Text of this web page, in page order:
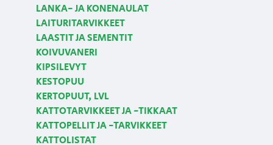
LANKA- JA KONENAULAT
LAITURITARVIKKEET
LAASTIT JA SEMENTIT
KOIVUVANERI
KIPSILEVYT
KESTOPUU
KERTOPUUT, LVL
KATTOTARVIKKEET JA -TIKKAAT
KATTOPELLIT JA -TARVIKKEET
KATTOLISTAT